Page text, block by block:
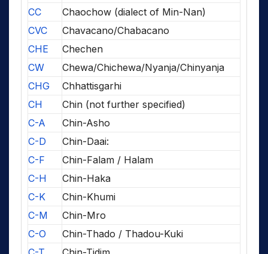
CC
Chaochow (dialect of Min-Nan)
CVC
Chavacano/Chabacano
CHE
Chechen
CW
Chewa/Chichewa/Nyanja/Chinyanja
CHG
Chhattisgarhi
CH
Chin (not further specified)
C-A
Chin-Asho
C-D
Chin-Daai:
C-F
Chin-Falam / Halam
C-H
Chin-Haka
C-K
Chin-Khumi
C-M
Chin-Mro
C-O
Chin-Thado / Thadou-Kuki